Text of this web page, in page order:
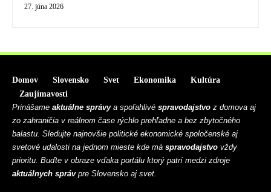
27. júna 2026
Domov Slovensko Svet Ekonomika
Kultúra
Zaujímavosti
Prinášame aktuálne správya spoľahlivé spravodajstvo z domova aj
zo zahraničia v reálnom čase rýchlo prehľadne a bez zbytočného
balastu. Sledujte najnovšie politické ekonomické spoločenské aj
svetové udalosti na jednom mieste kde má spravodajstvo vždy
prioritu. Buďte v obraze vďaka portálu ktorý patrí medzi zdroje
aktuálnych správpre Slovensko aj svet.